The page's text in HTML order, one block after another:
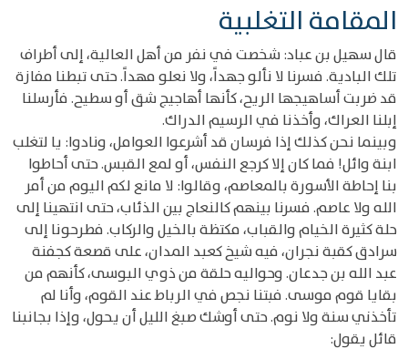
المقامة التغلبية
قال سهيل بن عباد: شخصت في نفر من أهل العالية، إلى أطراف
تلك البادية. فسرنا لا نألو جهداً، ولا نعلو مهداً. حتى تبطنا مفازة
قد ضربت أساهيجها الريح، كأنها أهاجيج شق أو سطيح. فأرسلنا
إبلنا العراك، وأخذنا في الرسيم الدراك.
وبينما نحن كذلك إذا فرسان قد أشرعوا العوامل، ونادوا: يا لتغلب
ابنة وائل! فما كان إلا كرجع النفس، أو لمع القبس. حتى أحاطوا
بنا إحاطة الأسورة بالمعاصم، وقالوا: لا مانع لكم اليوم من أمر
الله ولا عاصم. فسرنا بينهم كالنعاج بين الذئاب، حتى انتهينا إلى
حلة كثيرة الخيام والقباب، مكتظة بالخيل والركاب. فطرحونا إلى
سرادق كقبة نجران، فيه شيخ كعبد المدان، على قصعة كجفنة
عبد الله بن جدعان. وحواليه حلقة من ذوي البوسى، كأنهم من
بقايا قوم موسى. فبتنا نجص في الرباط عند القوم، وأنا لم
تأخذني سنة ولا نوم. حتى أوشك صبغ الليل أن يحول، وإذا بجانبنا
قائل يقول: